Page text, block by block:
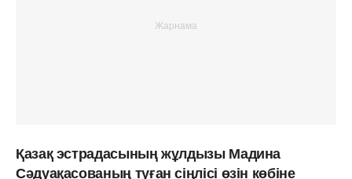
Қазақ эстрадасының жұлдызы Мадина
Сәдуақасованың туған сіңлісі өзін көбіне